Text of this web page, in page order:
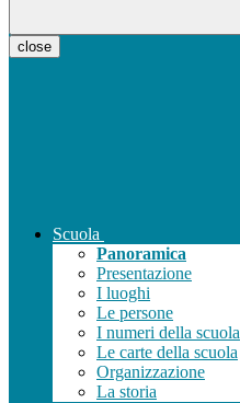
close
Scuola
Panoramica
Presentazione
I luoghi
Le persone
I numeri della scuola
Le carte della scuola
Organizzazione
La storia